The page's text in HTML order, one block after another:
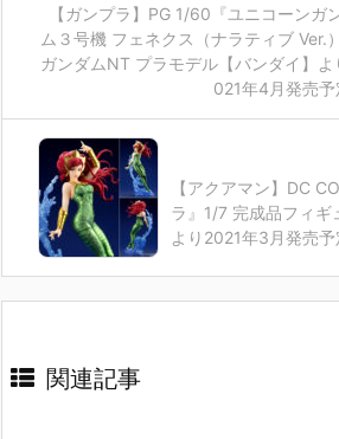
【ガンプラ】PG 1/60『ユニコーンガ
ム３号機 フェネクス（ナラティブ Ver.）
ガンダムNT プラモデル【バンダイ】よ
021年4月発売予
【アクアマン】DC
ラ』1/7 完成品フィギ
より2021年3月発売予
関連記事